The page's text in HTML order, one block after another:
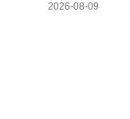
2026-08-09